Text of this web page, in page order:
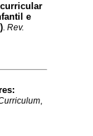
e
. Rev.
,